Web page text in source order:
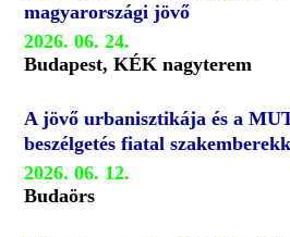
magyarországi jövő
2026. 06. 24.
Budapest, KÉK nagyterem
A jövő urbanisztikája és a
beszélgetés fiatal
2026. 06. 12.
Budaörs